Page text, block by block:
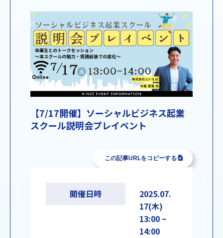
【7/17開催】ソーシャルビジネス起業
スクール説明会プレイベント
この記事URLをコピーする
開催日時
2025.07.
17(木)
13:00 ~
14:00